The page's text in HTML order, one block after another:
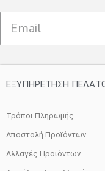
ΕΞΥΠΗΡΕΤΗΣΗ
Τρόποι Πληρωμής
Αποστολή Προϊόντων
Αλλαγές Προϊόντων